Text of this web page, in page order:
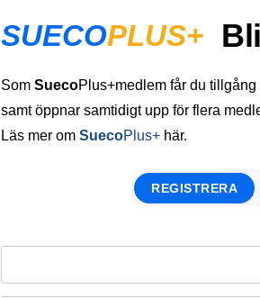
SUECOPLUS+
Som SuecoPlus+medlem får du
samt öppnar samtidigt upp för flera
Läs mer om SuecoPlus+ här.
REGISTRERA